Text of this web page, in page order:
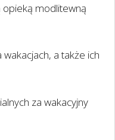
opieką modlitewną
wakacjach, a także ich
za wakacyjny